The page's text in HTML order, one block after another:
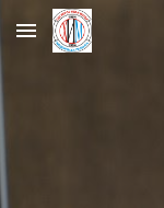
Skip to main content